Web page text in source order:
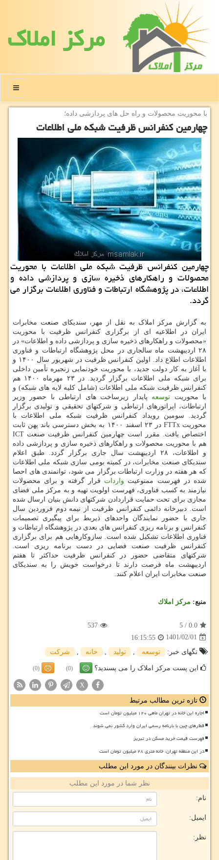
مركز املاك
منو
با محوریت محصولات و راه حل های پردازشی داده؛
چهارمین کنفرانس ظرفیت شبکه ملی اطلاعات
چهارمین کنفرانس ظرفیت شبکه ملی اطلاعات با محوریت
محصولات و راهکارهای ذخیره سازی و پردازشی داده و
اطلاعات، در پژوهشگاه ارتباطات و فناوری اطلاعات برگزار می
گردد.
به گزارش مرکز املاک به نقل از مهر، سندیکای صنعت مخابرات
ایران در اطلاعیه ای از برگزاری کنفرانس ظرفیت با محوریت
«محصولات و راهکارهای ذخیره سازی و پردازشی داده و اطلاعات» در
۲۸ اردیبهشت ماه سالجاری در محل پژوهشگاه ارتباطات و فناوری
اطلاعات اطلاع داد. اولین کنفرانس ظرفیت در شهریور سال ۱۴۰۰ و
با آغاز به کار دولت جدید، با محوریت خودنمایی زنجیره تأمین داخلی
برای شبکه ملی اطلاعات برگزار گردید. در ۲۳ مهرماه ۱۴۰۰ هم
کنفرانس ظرفیت شبکه ملی اطلاعات (شامل کلیه لایه های شبکه) و
با محوریت توسعه پایدار زیرساخت های ارتباطی با حضور وزیر
ارتباطات، اپراتورهای ارتباطی و شرکتهای تحقیقی و تولیدی برگزار
گردید. سومین رویداد کنفرانس ظرفیت شبکه ملی اطلاعات با
محوریت FTTx در ۲۳ اسفند ۱۴۰۰ به بخش دسترسی باند پهن ثابت
اختصاص یافت. مقرر است چهارمین کنفرانس ظرفیت صنعت ICT
هم با محوریت محصولات و راهکارهای ذخیره سازی و پردازشی داده
و اطلاعات، ۲۸ اردیبهشت سال جاری برگزار گردد. طبق اعلام
سندیکای صنعت مخابرات، در کمیته بومی سازی شبکه ملی اطلاعات
که هر هفته در وزارت ارتباطات برگزار می شود، توانمندی های احصا
شده در فهرست ممنوعیت واردات قرار گرفته و برای محصولات
نیازمند به کسب فناوری، فهرست اولویت تهیه و به مرکز ملی فضای
مجازی برای تحت حمایت قراردادن شرکتهای دانش بنیان ارسال شده
است. دبیرخانه دائمی کنفرانس ظرفیت از نیمه دوم فروردین سال
جاری با حضور نمایندگان واحدهای ذیربط برای پیگیری تصمیمات
کنفرانس و برنامه ریزی کنفرانس های بعدی در پژوهشگاه ارتباطات و
فناوری اطلاعات تشکیل شده است. سازوکارهایی هم برای برگزاری
کنفرانس ظرفیت صنعت فضایی در دست برنامه ریزی است.
شرکتهای متقاضی حضور در کنفرانس ظرفیت حداکثر تا هفتم
اردیبهشت ماه فرصت دارند تا درخواست خویش را به سندیکای
صنعت مخابرات ایران اعلام کنند.
منبع: مركز املاك
0.0
/
5
537
1401/02/01
16:15:55
تگهای خبر:
توسعه , تولید , خانه , شركت
این پست مرکز املاک را می پسندید؟ (0)
(0)
X
تازه ترین مطالب مرتبط
اجاره این خانه در تهران ماهی ۱۲۰ میلیون تومان است
قطارهای چین با بارنامه رسمی ایران وارد کشور نمی شوند
فهرست قیمت خرید مسکن در تبریز
در این منطقه تهران، خانه متری ۲۸ میلیون تومان است
نظرات بینندگان در مورد این مطلب
نظر شما در مورد این مطلب
نام:
ایمیل:
نظر: